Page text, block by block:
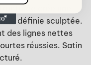
crée une
définie sculptée.
des lignes nettes
réussies. Satin